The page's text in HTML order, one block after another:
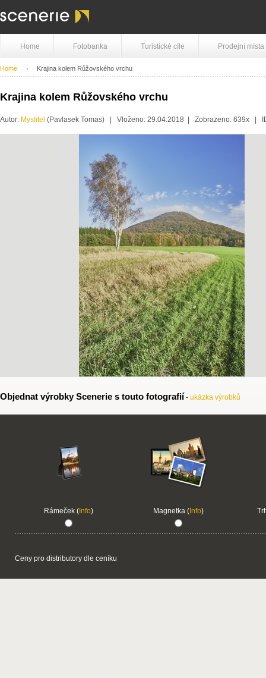
Home Fotobanka Turistické cíle Prodejní místa
Home Krajina kolem Růžovského vrchu
Krajina kolem Růžovského vrchu
Autor: Myslitel (Pavlasek Tomas) | Vloženo: 29.04.2018 | Zobrazeno: 639x |
Objednat výrobky Scenerie s touto fotografií - ukázka výrobků
Rámeček (Info) Magnetka (Info)
Ceny pro distributory dle ceníku